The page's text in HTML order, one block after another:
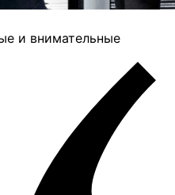
и внимательные